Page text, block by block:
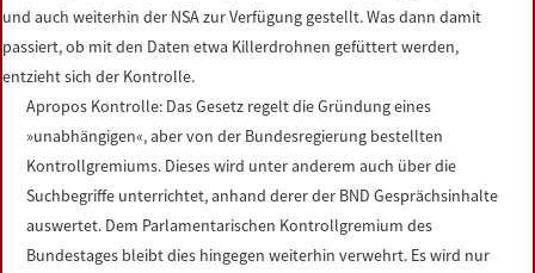
und auch weiterhin der NSA zur Verfügung gestellt. Was dann damit
passiert, ob mit den Daten etwa Killerdrohnen gefüttert werden,
entzieht sich der Kontrolle.
Apropos Kontrolle: Das Gesetz regelt die Gründung eines
»unabhängigen«, aber von der Bundesregierung bestellten
Kontrollgremiums. Dieses wird unter anderem auch über die
Suchbegriffe unterrichtet, anhand derer der BND Gesprächsinhalte
auswertet. Dem Parlamentarischen Kontrollgremium des
Bundestages bleibt dies hingegen weiterhin verwehrt. Es wird nur